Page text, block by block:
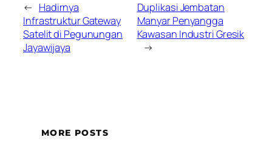
← Hadirnya
Infrastruktur Gateway
Satelit di Pegunungan
Jayawijaya
Duplikasi Jembatan
Manyar Penyangga
Kawasan Industri Gresik
→
MORE POSTS